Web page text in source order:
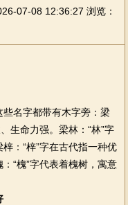
07-08 12:36:27 浏览：
名字都带有木字旁：梁
生命力强。梁林：“林”字
：“梓”字在古代指一种优
“槐”字代表着槐树，寓意